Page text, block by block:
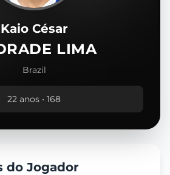
Kaio César
LIMA
Brazil
22 anos • 168
do Jogador